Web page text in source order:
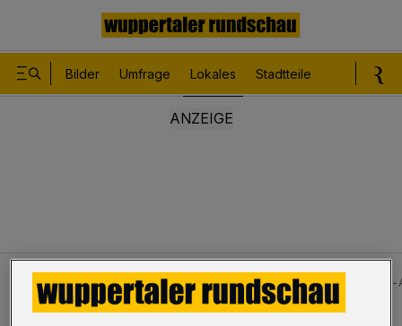
Bilder Umfrage Lokales Stadtteile
Lokales Bilder: Brand auf Reitsportanlage in Wuppertal-